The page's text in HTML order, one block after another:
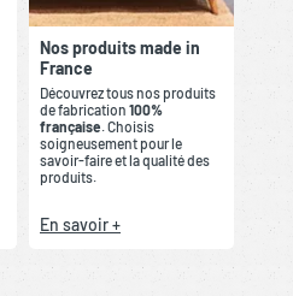
Nos produits made in
France
Découvrez tous nos produits
de fabrication 100%
française . Choisis
soigneusement pour le
savoir-faire et la qualité des
produits.
En savoir +